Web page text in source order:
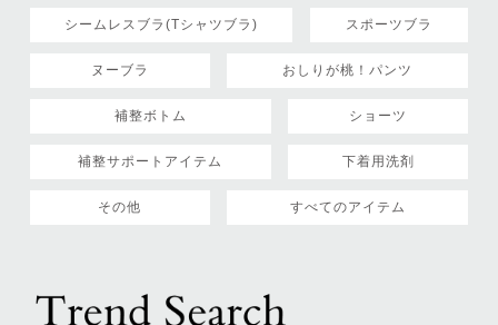
シームレスブラ(Tシャツブラ) スポーツブラ
ヌーブラ おしりが桃！パンツ
補整ボトム ショーツ
補整サポートアイテム 下着用洗剤
その他 すべてのアイテム